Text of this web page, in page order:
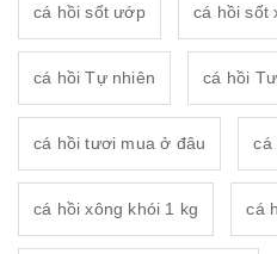
cá hồi sốt ướp cá hồi sốt
cá hồi Tự nhiên cá hồi
cá hồi tươi mua ở đâu cá
cá hồi xông khói 1 kg cá